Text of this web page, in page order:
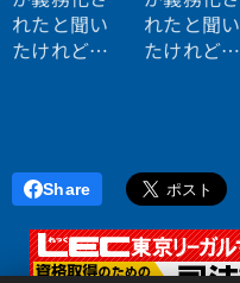
れたと聞い
たけれど、
れたと聞い
たけれど、
Share